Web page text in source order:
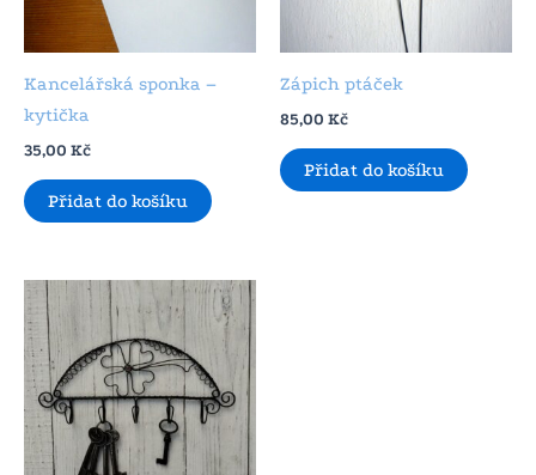
Kancelářská sponka –
kytička
35,00 Kč
Přidat do košíku
Zápich ptáček
85,00 Kč
Přidat do košíku